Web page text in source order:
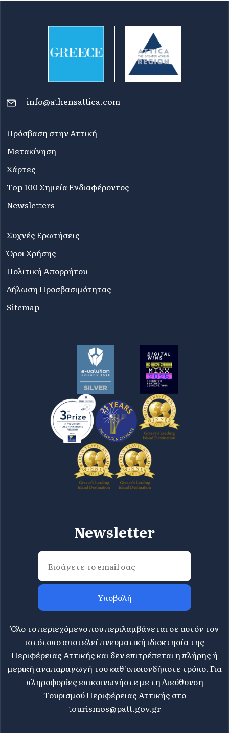
info@athensattica.com
Πρόσβαση στην Αττική
Μετακίνηση
Χάρτες
Top 100 Σημεία Ενδιαφέροντος
Newsletters
Συχνές Ερωτήσεις
Όροι Χρήσης
Πολιτική Απορρήτου
Δήλωση Προσβασιμότητας
Sitemap
Newsletter
Υποβολή
Όλο το περιεχόμενο που περιλαμβάνεται σε αυτόν τον
ιστότοπο αποτελεί πνευματική ιδιοκτησία της
Περιφέρειας Αττικής και δεν επιτρέπεται η πλήρης ή
μερική αναπαραγωγή του καθ'οποιονδήποτε τρόπο. Για
πληροφορίες επικοινωνήστε με τη Διεύθυνση
Τουρισμού Περιφέρειας Αττικής στο
tourismos@patt.gov.gr